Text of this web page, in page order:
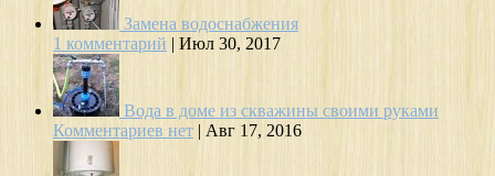
Замена водоснабжения
1 комментарий | Июл 30, 2017
Вода в доме из скважины своими руками
Комментариев нет | Авг 17, 2016